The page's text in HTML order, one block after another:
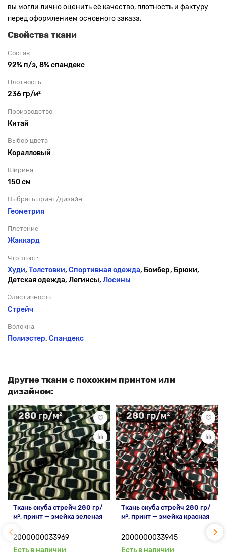
вы могли лично оценить её качество, плотность и фактуру
перед оформлением основного заказа.
Свойства ткани
Состав
92% п/э, 8% спандекс
Плотность
236 гр/м²
Производство
Китай
Выбор цвета
Коралловый
Ширина
150 см
Выбрать принт/дизайн
Геометрия
Плетение
Жаккард
Что шьют:
Худи, Толстовки, Спортивная одежда, Бомбер, Брюки,
Детская одежда, Легинсы, Лосины
Эластичность
Стрейч
Волокна
Полиэстер, Спандекс
Другие ткани с похожим принтом или
дизайном:
280 гр/м²
Ткань скуба стрейч 280 гр/
м², принт — змейка зеленая
2000000033969
Есть в наличии
280 гр/м²
Ткань скуба стрейч 280 гр/
м², принт — змейка красная
2000000033945
Есть в наличии